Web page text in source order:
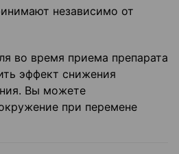
независимо от
во время приема препарата
эффект снижения
Вы можете
при перемене